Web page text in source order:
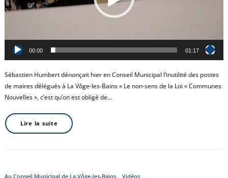
00:00 01:17
Sébastien Humbert dénonçait hier en Conseil Municipal l’inutilité des postes
de maires délégués à La Vôge-les-Bains « Le non-sens de la Loi « Communes
Nouvelles », c’est qu’on est obligé de…
Lire la suite
Au Conseil Municipal de La Vôge-les-Bains Vidéos